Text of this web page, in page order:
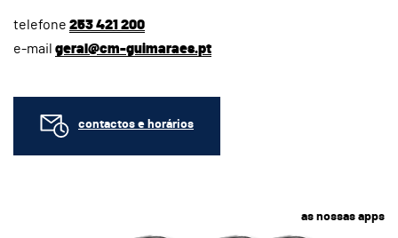
telefone 253 421 200
e-mail geral@cm-guimaraes.pt
contactos e horários
as nossas apps